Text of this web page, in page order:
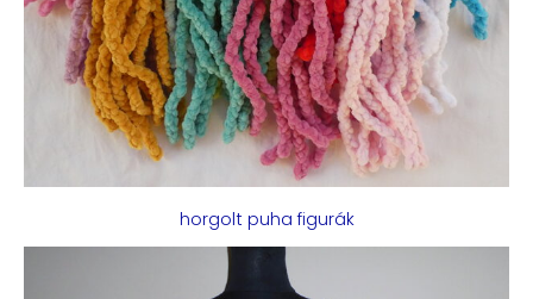
horgolt puha figurák